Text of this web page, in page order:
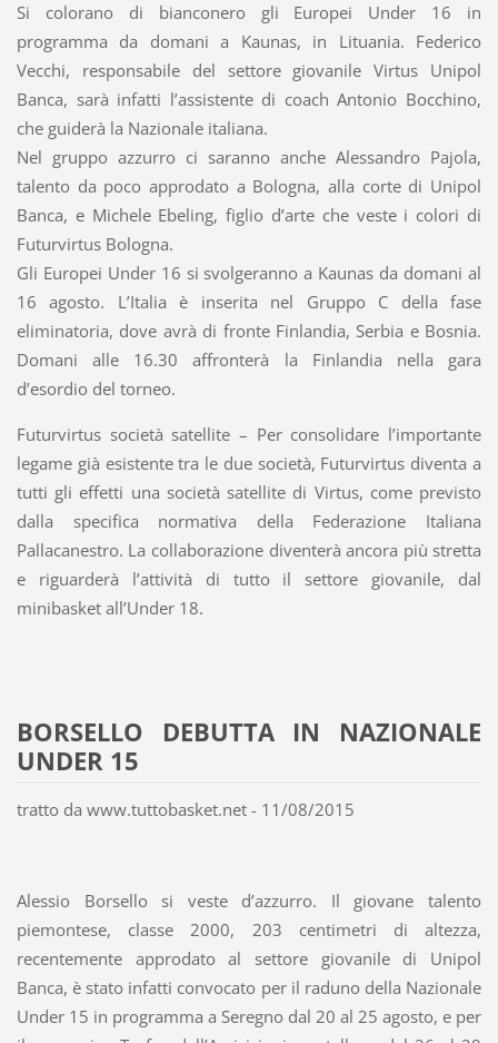
Si colorano di bianconero gli Europei Under 16 in
programma da domani a Kaunas, in Lituania. Federico
Vecchi, responsabile del settore giovanile Virtus Unipol
Banca, sarà infatti l’assistente di coach Antonio Bocchino,
che guiderà la Nazionale italiana.
Nel gruppo azzurro ci saranno anche Alessandro Pajola,
talento da poco approdato a Bologna, alla corte di Unipol
Banca, e Michele Ebeling, figlio d’arte che veste i colori di
Futurvirtus Bologna.
Gli Europei Under 16 si svolgeranno a Kaunas da domani al
16 agosto. L’Italia è inserita nel Gruppo C della fase
eliminatoria, dove avrà di fronte Finlandia, Serbia e Bosnia.
Domani alle 16.30 affronterà la Finlandia nella gara
d’esordio del torneo.
Futurvirtus società satellite – Per consolidare l’importante
legame già esistente tra le due società, Futurvirtus diventa a
tutti gli effetti una società satellite di Virtus, come previsto
dalla specifica normativa della Federazione Italiana
Pallacanestro. La collaborazione diventerà ancora più stretta
e riguarderà l’attività di tutto il settore giovanile, dal
minibasket all’Under 18.
BORSELLO DEBUTTA IN NAZIONALE
UNDER 15
tratto da www.tuttobasket.net - 11/08/2015
Alessio Borsello si veste d’azzurro. Il giovane talento
piemontese, classe 2000, 203 centimetri di altezza,
recentemente approdato al settore giovanile di Unipol
Banca, è stato infatti convocato per il raduno della Nazionale
Under 15 in programma a Seregno dal 20 al 25 agosto, e per